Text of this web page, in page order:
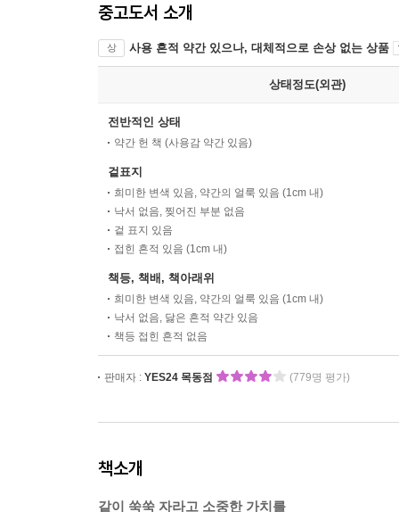
중고도서 소개
상 사용 흔적 약간 있으나, 대체적으로 손상 없는 상품
상태정도(외관)
전반적인 상태
약간 헌 책 (사용감 약간 있음)
겉표지
희미한 변색 있음, 약간의 얼룩 있음 (1cm 내)
낙서 없음, 찢어진 부분 없음
겉 표지 있음
접힌 흔적 있음 (1cm 내)
책등, 책배, 책아래위
희미한 변색 있음, 약간의 얼룩 있음 (1cm 내)
낙서 없음, 닳은 흔적 약간 있음
책등 접힌 흔적 없음
판매자 : YES24 목동점 (779명 평가)
책소개
같이 쑥쑥 자라고 소중한 가치를